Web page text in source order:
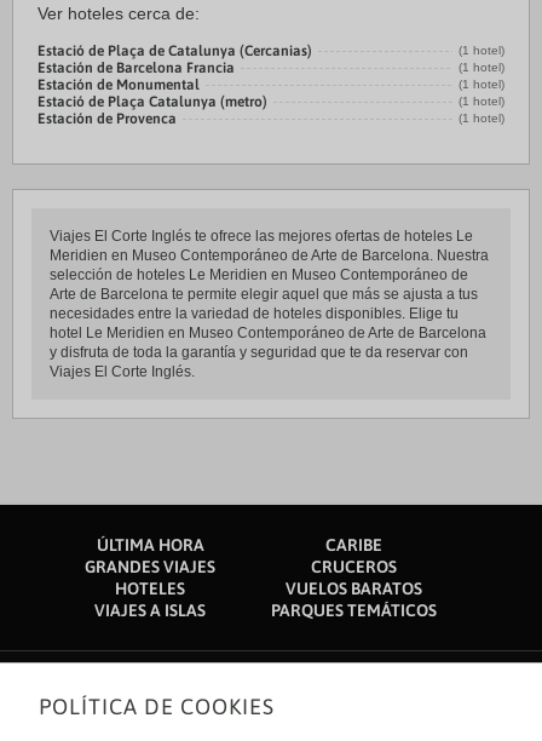
Ver hoteles cerca de:
Estació de Plaça de Catalunya (Cercanias) (1 hotel)
Estación de Barcelona Francia (1 hotel)
Estación de Monumental (1 hotel)
Estació de Plaça Catalunya (metro) (1 hotel)
Estación de Provenca (1 hotel)
Viajes El Corte Inglés te ofrece las mejores ofertas de hoteles Le
Meridien en Museo Contemporáneo de Arte de Barcelona. Nuestra
selección de hoteles Le Meridien en Museo Contemporáneo de
Arte de Barcelona te permite elegir aquel que más se ajusta a tus
necesidades entre la variedad de hoteles disponibles. Elige tu
hotel Le Meridien en Museo Contemporáneo de Arte de Barcelona
y disfruta de toda la garantía y seguridad que te da reservar con
Viajes El Corte Inglés.
ÚLTIMA HORA
CARIBE
GRANDES VIAJES
CRUCEROS
HOTELES
VUELOS BARATOS
VIAJES A ISLAS
PARQUES TEMÁTICOS
Sobre nosotros
POLÍTICA DE COOKIES